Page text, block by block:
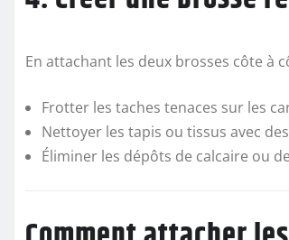
En attachant les deux brosses côte à
Frotter les taches tenaces sur les
Nettoyer les tapis ou tissus avec
Éliminer les dépôts de calcaire ou